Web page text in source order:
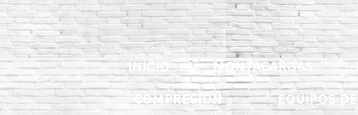
INICIO MONTACARGAS
COMPRESIÓN EQUIPOS